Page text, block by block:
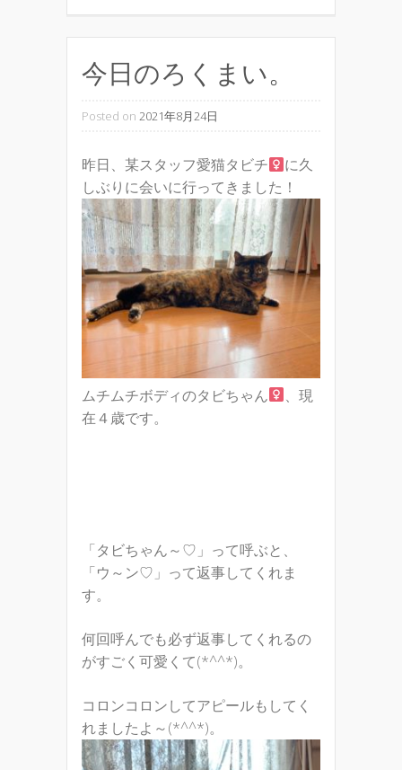
今日のろくまい。
Posted on 2021年8月24日
昨日、某スタッフ愛猫タビチ
に久
しぶりに会いに行ってきました！
ムチムチボディのタビちゃん
、現
在４歳です。
「タビちゃん～♡」って呼ぶと、
「ウ～ン♡」って返事してくれま
す。
何回呼んでも必ず返事してくれるの
がすごく可愛くて(*^^*)。
コロンコロンしてアピールもしてく
れましたよ～(*^^*)。